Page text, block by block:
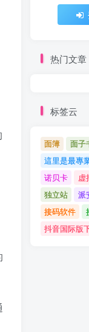
热门文章
标签云
面簿 面子
這里是最專
诺贝卡
虚
独立站
派
接码软件
抖音国际版